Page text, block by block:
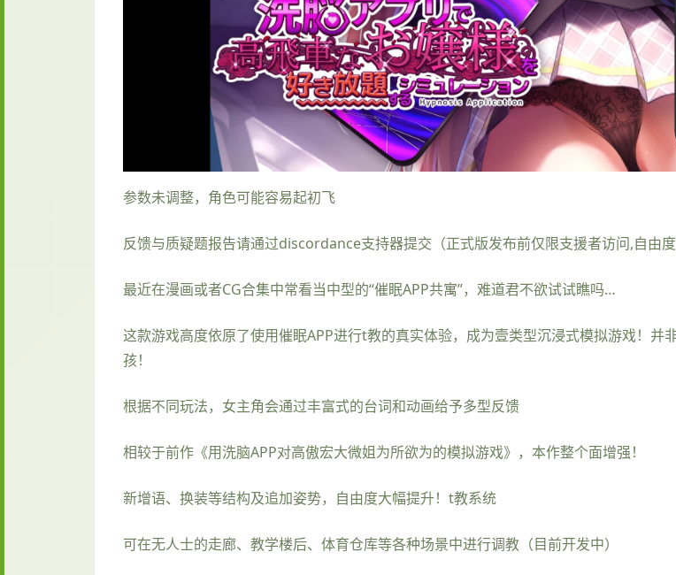
参数未调整，角色可能容易起初飞
反馈与质疑题报告请通过discordance支持器提交（正式版发布前仅限支援者访问,自由度
最近在漫画或者CG合集中常看当中型的“催眠APP共寓”，难道君不欲试试瞧吗…
这款游戏高度依原了使用催眠APP进行t教的真实体验，成为壹类型沉浸式模拟游戏！
孩！
根据不同玩法，女主角会通过丰富式的台词和动画给予多型反馈
相较于前作《用洗脑APP对高傲宏大微姐为所欲为的模拟游戏》，本作整个面增强！
新增语、换装等结构及追加姿势，自由度大幅提升！t教系统
可在无人士的走廊、教学楼后、体育仓库等各种场景中进行调教（目前开发中）